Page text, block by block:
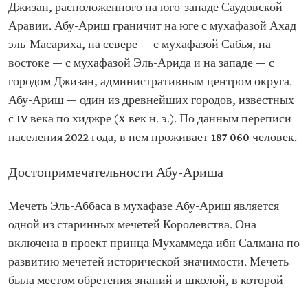
Джизан, расположенного на юго-западе Саудовской
Аравии. Абу-Ариш граничит на юге с мухафазой Ахад
эль-Масариха, на севере — с мухафазой Сабья, на
востоке — с мухафазой Эль-Арида и на западе — с
городом Джизан, административным центром округа.
Абу-Ариш — один из древнейших городов, известных
с IV века по хиджре (X век н. э.). По данным переписи
населения 2022 года, в нем проживает 187 060 человек.
Достопримечательности Абу-Ариша
Мечеть Эль-Аббаса в мухафазе Абу-Ариш является
одной из старинных мечетей Королевства. Она
включена в проект принца Мухаммеда ибн Салмана по
развитию мечетей исторической значимости. Мечеть
была местом обретения знаний и школой, в которой